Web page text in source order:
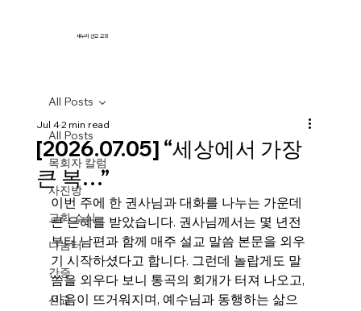
새누리 선교 교회
All Posts
목회자 칼럼
사진방
교회 소식
나눔터
간증
선교
All Posts
[2026.07.05] “세상에서 가장
큰 복…”
Jul 42 min read
이번 주에 한 권사님과 대화를 나누는 가운데
큰 은혜를 받았습니다. 권사님께서는 몇 년전
부터 남편과 함께 매주 설교 말씀 본문을 외우
기 시작하셨다고 합니다. 그런데 놀랍게도 말
씀을 외우다 보니 통곡의 회개가 터져 나오고,
마음이 뜨거워지며, 예수님과 동행하는 삶으